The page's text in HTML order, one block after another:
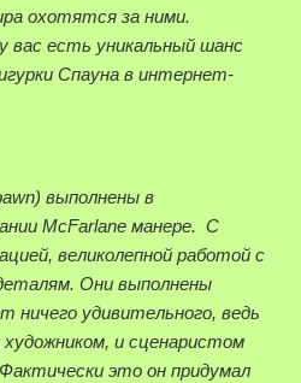
охотятся за ними.
вас есть уникальный шанс
Спауна в интернет-
выполнены в
McFarlane манере. С
великолепной работой с
Они выполнены
ничего удивительного, ведь
и сценаристом
это он придумал